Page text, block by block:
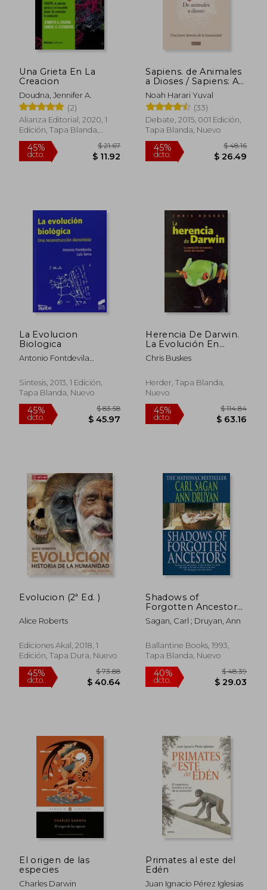
Una Grieta En La
Creacion
Doudna, Jennifer A.
(2)
Alianza Editorial, 2020, 1
Edición, Tapa Blanda,
Nuevo
Sapiens. de Animales
a Dioses / Sapiens: A
Brief History of
Humankind
Noah Harari Yuval
(33)
Debate, 2015, 001 Edición,
Tapa Blanda, Nuevo
45%
dcto.
La Evolucion
Biologica
Antonio Fontdevila
Sintesis, 2013, 1 Edición,
Tapa Blanda, Nuevo
45%
dcto.
$ 83.58
$ 45.97
Herencia De Darwin.
La Evolución En
Nuestra Visión Del
Mundo
Chris Buskes
Herder, Tapa Blanda,
Nuevo
45%
dcto.
Evolucion (2ª Ed. )
Alice Roberts
Ediciones Akal, 2018, 1
Edición, Tapa Dura, Nuevo
45%
Shadows of
Forgotten Ancestors
(en Inglés)
Sagan, Carl ; Druyan, Ann
Ballantine Books, 1993,
Tapa Blanda, Nuevo
40%
El origen de las
especies
Charles Darwin
Primates al este del
Edén
Juan Ignacio Pérez Iglesias